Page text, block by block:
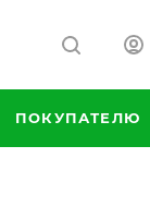
ПОКУПАТЕЛЮ